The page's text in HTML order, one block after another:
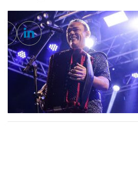
Twitter
Linkedin